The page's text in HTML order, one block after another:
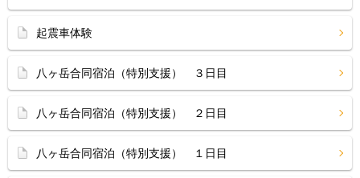
起震車体験
八ヶ岳合同宿泊（特別支援） ３日目
八ヶ岳合同宿泊（特別支援） ２日目
八ヶ岳合同宿泊（特別支援） １日目